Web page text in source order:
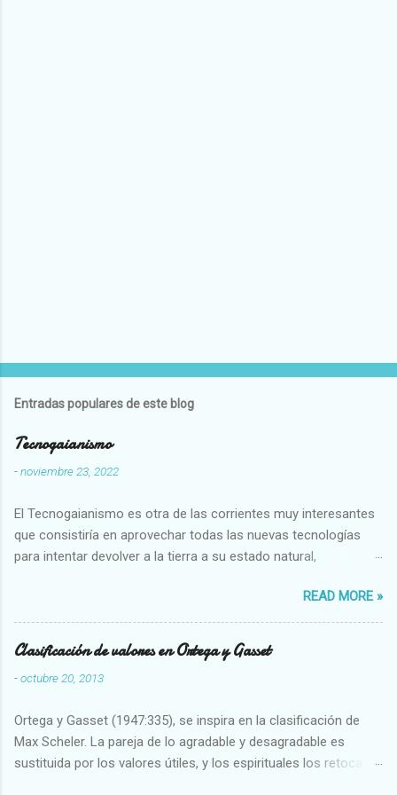
Entradas populares de este blog
Tecnogaianismo
-noviembre 23, 2022
El Tecnogaianismo es otra de las corrientes muy interesantes
que consistiría en aprovechar todas las nuevas tecnologías
para intentar devolver a la tierra a su estado natural,
READ MORE »
Clasificación de valores en Ortega y Gasset
-octubre 20, 2013
Ortega y Gasset (1947:335), se inspira en la clasificación de
Max Scheler. La pareja de lo agradable y desagradable es
sustituida por los valores útiles, y los espirituales los retoca.